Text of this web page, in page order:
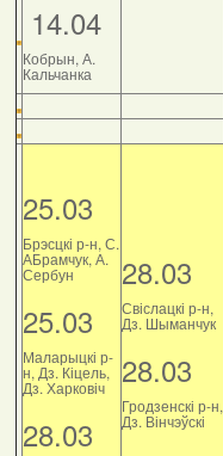
14.04
Кобрын, А.
Кальчанка
25.03
Брэсцкі р-н, С.
АБрамчук, А.
Сербун
25.03
Маларыцкі р-
н, Дз. Кіцель,
Дз. Харковіч
28.03
28.03
Свіслацкі р-н,
Дз. Шыманчук
28.03
Гродзенскі р-н,
Дз. Вінчэўскі